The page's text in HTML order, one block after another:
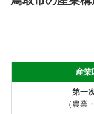
産業
第一
（農業